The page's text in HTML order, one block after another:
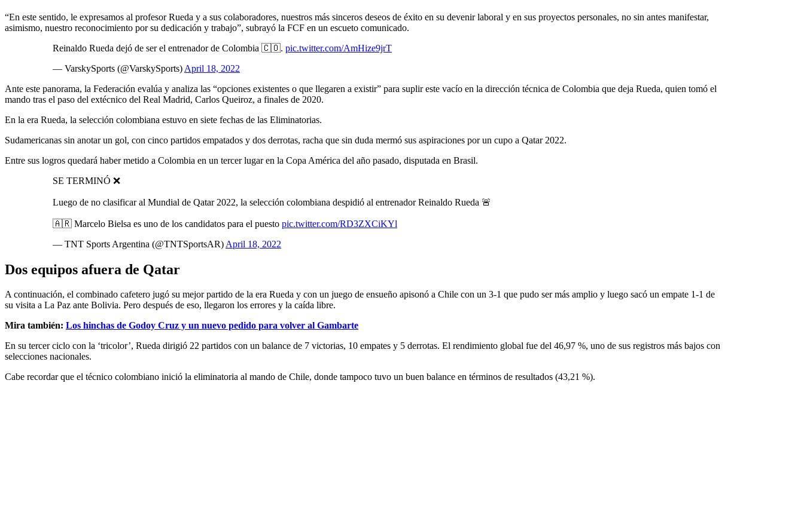
“En este sentido, le expresamos al profesor Rueda y a sus colaboradores, nuestros más sinceros deseos de éxito en su devenir laboral y en sus proyectos personales, no sin antes manifestar,
asimismo, nuestro reconocimiento por su dedicación y trabajo”, subrayó la FCF en un escueto comunicado.
Reinaldo Rueda dejó de ser el entrenador de Colombia 🇨🇴. pic.twitter.com/AmHize9jrT
— VarskySports (@VarskySports) April 18, 2022
Ante este panorama, la Federación evalúa y analiza las “opciones existentes o que llegaren a existir” para suplir este vacío en la dirección técnica de Colombia que deja Rueda, quien tomó el
mando tras el paso del extécnico del Real Madrid, Carlos Queiroz, a finales de 2020.
En la era Rueda, la selección colombiana estuvo en siete fechas de las Eliminatorias.
Sudamericanas sin anotar un gol, con cinco partidos empatados y dos derrotas, racha que sin duda mermó sus aspiraciones por un cupo a Qatar 2022.
Entre sus logros quedará haber metido a Colombia en un tercer lugar en la Copa América del año pasado, disputada en Brasil.
SE TERMINÓ ❌
Luego de no clasificar al Mundial de Qatar 2022, la selección colombiana despidió al entrenador Reinaldo Rueda 🚨
🇦🇷 Marcelo Bielsa es uno de los candidatos para el puesto pic.twitter.com/RD3ZXCiKYl
— TNT Sports Argentina (@TNTSportsAR) April 18, 2022
Dos equipos afuera de Qatar
A continuación, el combinado cafetero jugó su mejor partido de la era Rueda y con un juego de ensueño apisonó a Chile con un 3-1 que pudo ser más amplio y luego sacó un empate 1-1 de
su visita a La Paz ante Bolivia. Pero después de eso, llegaron los errores y la caída libre.
Mira también: Los hinchas de Godoy Cruz y un nuevo pedido para volver al Gambarte
En su tercer ciclo con la ‘tricolor’, Rueda dirigió 22 partidos con un balance de 7 victorias, 10 empates y 5 derrotas. El rendimiento global fue del 46,97 %, uno de sus registros más bajos con
selecciones nacionales.
Cabe recordar que el técnico colombiano inició la eliminatoria al mando de Chile, donde tampoco tuvo un buen balance en términos de resultados (43,21 %).